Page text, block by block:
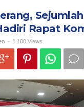
Pimpinan
OPD
tak
Hadiri
Rapat
Komisi
Rapat
- 1.180 Views